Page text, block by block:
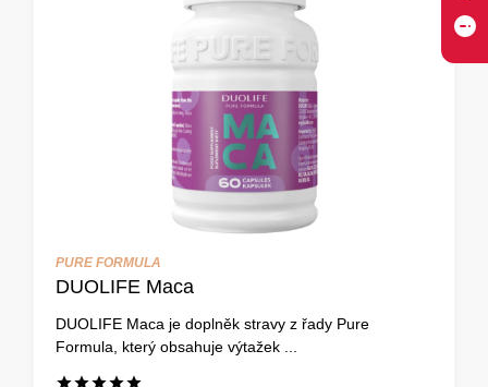
PURE FORMULA
DUOLIFE Maca
DUOLIFE Maca je doplněk stravy z řady Pure
Formula, který obsahuje výtažek ...